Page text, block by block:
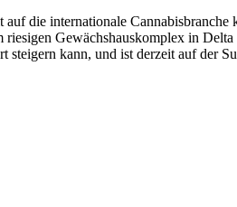
die internationale Cannabisbranche
riesigen Gewächshauskomplex in
kann, und ist derzeit auf der